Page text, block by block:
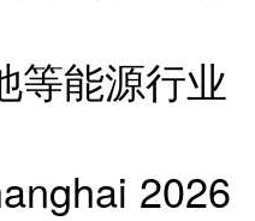
能源行业
2026